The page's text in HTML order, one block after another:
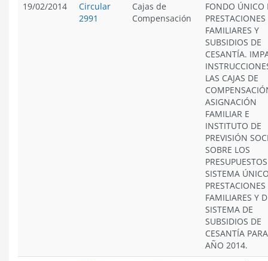
19/02/2014
Circular
2991
Cajas de
Compensación
FONDO ÚNICO
PRESTACIONES
FAMILIARES Y
SUBSIDIOS DE
CESANTÍA.
LAS CAJAS DE
ASIGNACIÓN
FAMILIAR E
INSTITUTO DE
PREVISIÓN
SOBRE LOS
SISTEMA
PRESTACIONES
FAMILIARES Y
SISTEMA DE
SUBSIDIOS DE
CESANTÍA
AÑO 2014.